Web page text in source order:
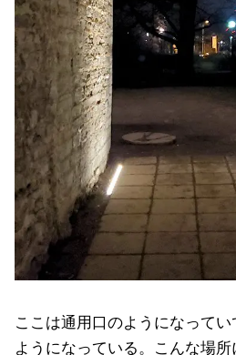
ここは通用口のようになって
ようになっている。こんな場